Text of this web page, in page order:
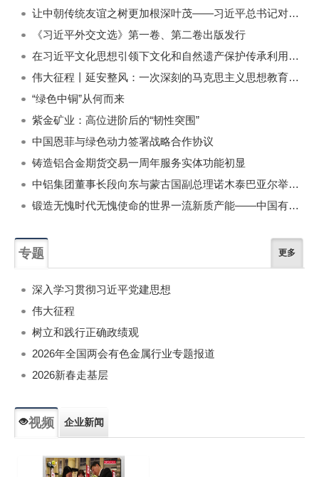
让中朝传统友谊之树更加根深叶茂——习近平总书记对朝鲜进行国事访问纪实
《习近平外交文选》第一卷、第二卷出版发行
在习近平文化思想引领下文化和自然遗产保护传承利用工作开创新局面
伟大征程丨延安整风：一次深刻的马克思主义思想教育运动
“绿色中铜”从何而来
紫金矿业：高位进阶后的“韧性突围”
中国恩菲与绿色动力签署战略合作协议
铸造铝合金期货交易一周年服务实体功能初显
中铝集团董事长段向东与蒙古国副总理诺木泰巴亚尔举行会谈
锻造无愧时代无愧使命的世界一流新质产能——中国有色金属工业的战略应对与破局之道（二）
专题 更多
深入学习贯彻习近平党建思想
伟大征程
树立和践行正确政绩观
2026年全国两会有色金属行业专题报道
2026新春走基层
视频 企业新闻